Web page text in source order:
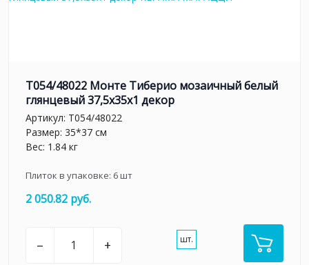
T054/48022 Монте Тиберио мозаичный белый
глянцевый 37,5x35x1 декор
Артикул: T054/48022
Размер: 35*37 см
Вес: 1.84 кг
Плиток в упаковке: 6шт
2 050.82 руб.
– + шт.